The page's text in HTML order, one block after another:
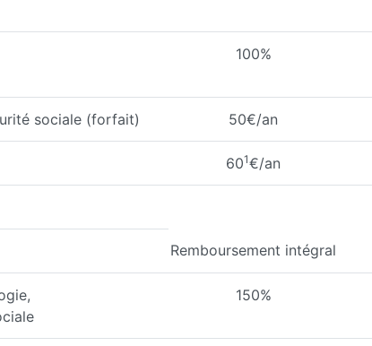
100%
sociale (forfait) 50€/an
601€/an
Remboursement intégral
150%